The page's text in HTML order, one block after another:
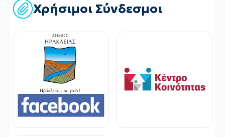
Χρήσιμοι Σύνδεσμοι